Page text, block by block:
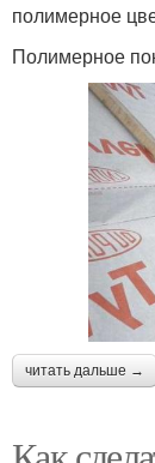
полимерное
Полимерное
читать дальше →